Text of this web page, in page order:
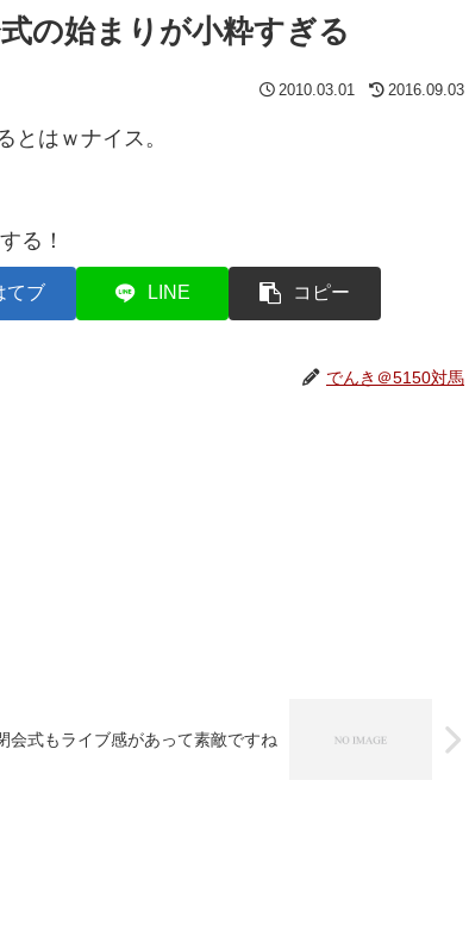
の始まりが小粋すぎる
2010.03.01 2016.09.03
とはｗナイス。
る！
てブ LINE コピー
でんき＠5150対馬
会式もライブ感があって素敵ですね